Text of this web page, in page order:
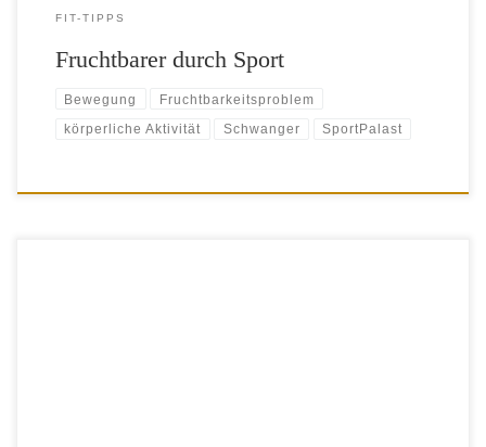
FIT-TIPPS
Fruchtbarer durch Sport
Bewegung Fruchtbarkeitsproblem
körperliche Aktivität Schwanger SportPalast